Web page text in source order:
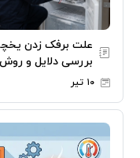
علت برفک زدن
بررسی دلایل و
۱۰ تیر